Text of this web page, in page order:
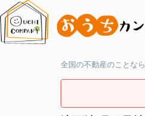
全国の不動産のことな